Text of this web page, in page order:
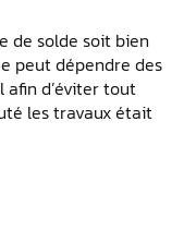
de solde soit bien
peut dépendre des
d’éviter tout
les travaux était